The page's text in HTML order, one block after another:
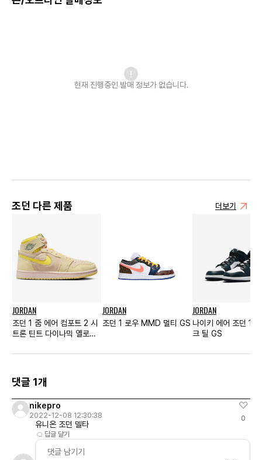
현재 진행중인 발매 정보가 없습니다.
조던 다른 제품 더보기
JORDAN
조던 1 줌 에어 컴포트 2 시
트론 틴트 다이나믹 옐로우
JORDAN
조던 1 로우 MMD 멀티 GS
JORDAN
나이키 에어 조던 1
크 틸 GS
댓글 1개
nikepro
2022-12-08 12:30:38
유니온 조던 델타
답글 달기
0